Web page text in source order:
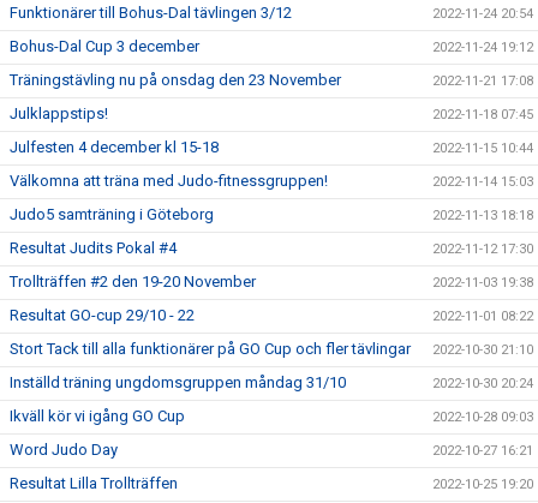
Funktionärer till Bohus-Dal tävlingen 3/12 2022-11-24 20:54
Bohus-Dal Cup 3 december 2022-11-24 19:12
Träningstävling nu på onsdag den 23 November 2022-11-21 17:08
Julklappstips! 2022-11-18 07:45
Julfesten 4 december kl 15-18 2022-11-15 10:44
Välkomna att träna med Judo-fitnessgruppen! 2022-11-14 15:03
Judo5 samträning i Göteborg 2022-11-13 18:18
Resultat Judits Pokal #4 2022-11-12 17:30
Trollträffen #2 den 19-20 November 2022-11-03 19:38
Resultat GO-cup 29/10 - 22 2022-11-01 08:22
Stort Tack till alla funktionärer på GO Cup och fler tävlingar 2022-10-30 21:10
Inställd träning ungdomsgruppen måndag 31/10 2022-10-30 20:24
Ikväll kör vi igång GO Cup 2022-10-28 09:03
Word Judo Day 2022-10-27 16:21
Resultat Lilla Trollträffen 2022-10-25 19:20